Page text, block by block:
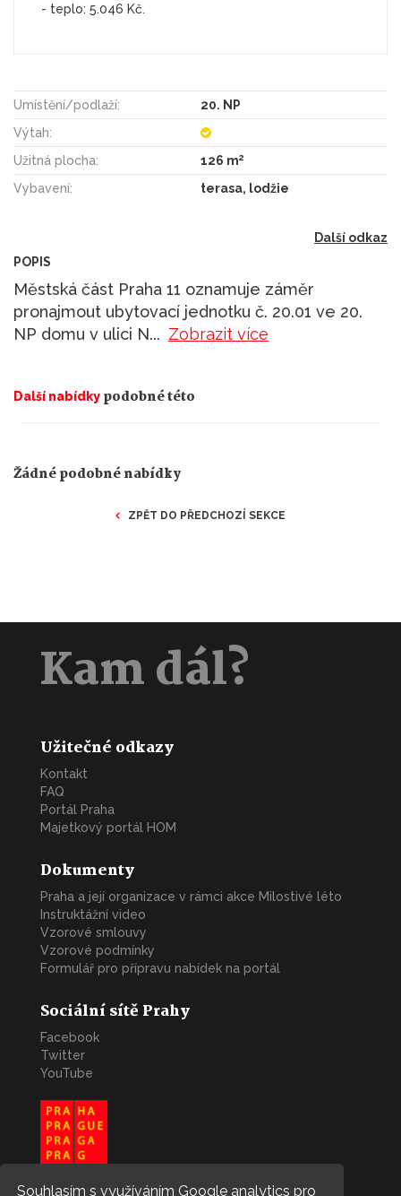
Souhlasím s využíváním Google analytics pro
- teplo: 5.046 Kč.
Umístění/podlaží:
20. NP
Výtah:
Užitná plocha:
126 m2
Vybavení: terasa, lodžie
Další odkaz
POPIS
Městská část Praha 11 oznamuje záměr
pronajmout ubytovací jednotku č. 20.01 ve 20.
NP domu v ulici N... Zobrazit více
Další nabídky podobné této
Žádné podobné nabídky
ZPĚT DO PŘEDCHOZÍ SEKCE
Kam dál?
Užitečné odkazy
Kontakt
FAQ
Portál Praha
Majetkový portál HOM
Dokumenty
Praha a její organizace v rámci akce Milostivé léto
Instruktážní video
Vzorové smlouvy
Vzorové podmínky
Formulář pro přípravu nabídek na portál
Sociální sítě Prahy
Facebook
Twitter
YouTube